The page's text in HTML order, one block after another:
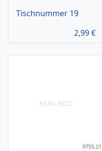
Tischnummer 19
2,99€
KEIN BILD
9755.21